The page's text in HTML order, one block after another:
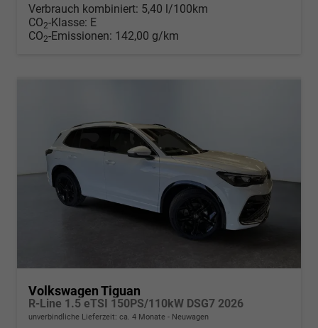
Verbrauch kombiniert: 5,40 l/100km
CO2-Klasse: E
CO2-Emissionen: 142,00 g/km
Volkswagen Tiguan
R-Line 1.5 eTSI 150PS/110kW DSG7 2026
unverbindliche Lieferzeit: ca. 4 Monate Neuwagen